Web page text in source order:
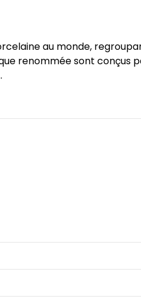
au monde,
renommée sont conçus